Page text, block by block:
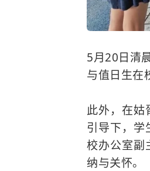
5月20日清
与值日生在
此外，在姑
引导下，学
校办公室副
纳与关怀。